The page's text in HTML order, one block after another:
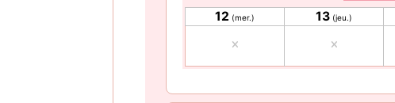
12 (mer.) 13 (jeu.)